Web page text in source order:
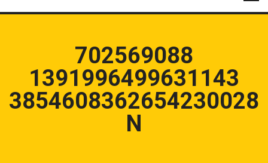
702569088
1391996499631143
3854608362654230028
N